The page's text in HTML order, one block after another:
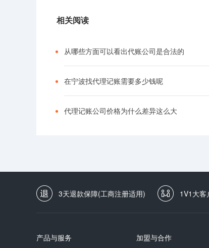
相关阅读
从哪些方面可以看出代账公司是合法的
在宁波找代理记账需要多少钱呢
代理记账公司价格为什么差异这么大
3天退款保障(工商注册适用) 1V1大客
产品与服务 加盟与合作